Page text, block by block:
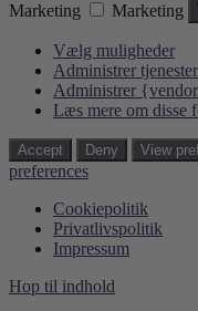
Marketing
Marketing
Vælg muligheder
Administrer tjenester
Administrer
Læs mere om disse
Accept Deny View
preferences
Cookiepolitik
Privatlivspolitik
Impressum
Hop til indhold